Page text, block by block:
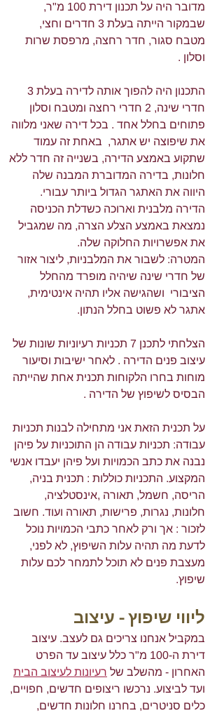
מדובר היה על תכנון דירת 100 מ"ר,
שבמקור הייתה בעלת 3 חדרים וחצי,
מטבח סגור, חדר רחצה, מרפסת שרות
וסלון .
חדרי שינה, 2 חדרי רחצה ומטבח וסלון
פתוחים בחלל אחד . בכל דירה שאני מלווה
את שיפוצה יש אתגר,  באחת זה עמוד
שתקוע באמצע הדירה, בשנייה זה חדר ללא
חלונות, בדירה המדוברת המבנה שלה
היווה את האתגר הגדול ביותר עבורי.
הדירה מלבנית וארוכה כשדלת הכניסה
נמצאת באמצע הצלע הצרה, מה שמגביל
את אפשרויות החלוקה שלה.
המטרה: לשבור את המלבניות, ליצור אזור
של חדרי שינה שיהיה מופרד מהחלל
הציבורי  ושהגישה אליו תהיה אינטימית,
אתגר לא פשוט בחלל הנתון.
הצלחתי לתכנן 7 תכניות רעיוניות שונות של
עיצוב פנים הדירה . לאחר ישיבות וסיעור
מוחות בחרו הלקוחות תכנית אחת שהייתה
הבסיס לשיפוץ של הדירה .
על תכנית הזאת אני מתחילה לבנות תכניות
עבודה: תכניות עבודה הן התוכניות על פיהן
נבנה את כתב הכמויות ועל פיהן יעבדו אנשי
המקצוע. התכניות כוללות : תכנית בניה,
הריסה, חשמל, תאורה ,אינסטלציה,
חלונות, נגרות, פרישות, תאורה ועוד. חשוב
לזכור : אך ורק לאחר כתבי הכמויות נוכל
לדעת מה תהיה עלות השיפוץ, לא לפני,
מעצבת פנים לא תוכל לתמחר לכם עלות
שיפוץ.
ליווי שיפוץ - עיצוב
במקביל אנחנו צריכים גם לעצב. עיצוב
דירת ה-100 מ"ר כלל עיצוב עד הפרט
האחרון - מהשלב של רעיונות לעיצוב הבית
ועד לביצוע. נרכשו ריצופים חדשים, חפויים,
כלים סניטרים, בחרנו חלונות חדשים,